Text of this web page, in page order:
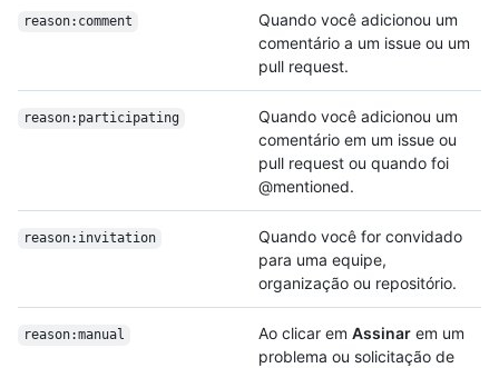
reason:comment
Quando você adicionou um
comentário a um issue ou um
pull request.
reason:participating
Quando você adicionou um
comentário em um issue ou
pull request ou quando foi
@mentioned.
reason:invitation
Quando você for convidado
para uma equipe,
organização ou repositório.
reason:manual Ao clicar em Assinar em um
problema ou solicitação de